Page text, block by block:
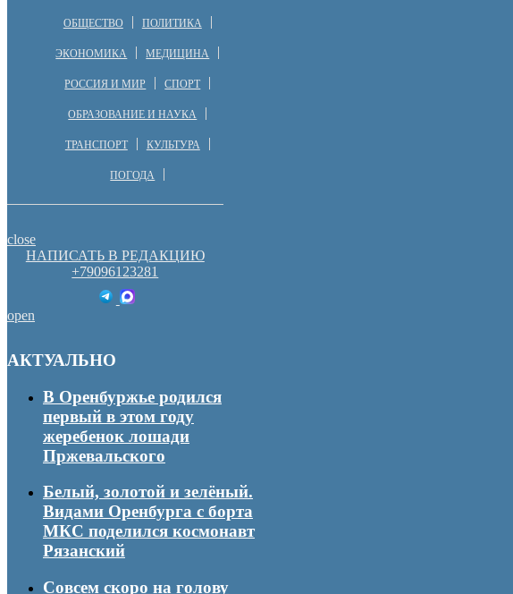
ОБЩЕСТВО ПОЛИТИКА
ЭКОНОМИКА МЕДИЦИНА
РОССИЯ И МИР СПОРТ
ОБРАЗОВАНИЕ И НАУКА
ТРАНСПОРТ КУЛЬТУРА
ПОГОДА
close
НАПИСАТЬ В РЕДАКЦИЮ
+79096123281
open
АКТУАЛЬНО
В Оренбуржье родился
первый в этом году
жеребенок лошади
Пржевальского
Белый, золотой и зелёный.
Видами Оренбурга с борта
МКС поделился космонавт
Рязанский
Совсем скоро на голову